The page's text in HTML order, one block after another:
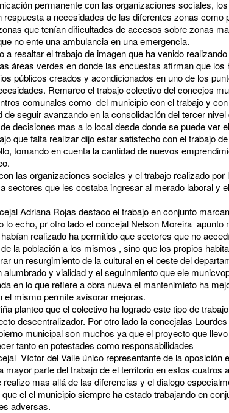
permanente con las organizaciones sociales,
respuesta a necesidades de las diferentes zonas
que tenían dificultades de accesos sobre zonas
no ente una ambulancia en una emergencia.
a resaltar el trabajo de imagen que ha venido
áreas verdes en donde las encuestas afirman que
públicos creados y acondicionados en uno de los
Remarco el trabajo colectivo del concejos
comunales como del municipio con el trabajo y
de seguir avanzando en la consolidación del tercer
decisiones mas a lo local desde donde se puede ver
que falta realizar dijo estar satisfecho con el trabajo
tomando en cuenta la cantidad de nuevos
las organizaciones sociales y el trabajo realizado
sectores que les costaba ingresar al merado laboral y
Adriana Rojas destaco el trabajo en conjunto
lo echo, pr otro lado el concejal Nelson Moreira
realizado ha permitido que sectores que no
la población a los mismos , sino que los propios
un resurgimiento de la cultural en el oeste del
alumbrado y vialidad y el seguinmiento que ele
en lo que refiere a obra nueva el mantenimieto ha
el mismo permite avisorar mejoras.
planteo que el colectivo ha logrado este tipo de
descentralizador. Por otro lado la concejalas
municipal son muchos ya que el proyecto que
tanto en potestades como responsabilidades
Víctor del Valle único representante de la oposición
mayor parte del trabajo de el territorio en estos
mas allá de las diferencias y el dialogo
el el municipio siempre ha estado trabajando en
adversas.